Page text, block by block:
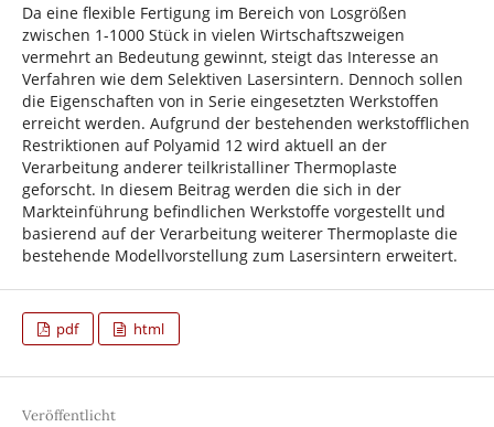
Da eine flexible Fertigung im Bereich von Losgrößen
zwischen 1-1000 Stück in vielen Wirtschaftszweigen
vermehrt an Bedeutung gewinnt, steigt das Interesse an
Verfahren wie dem Selektiven Lasersintern. Dennoch sollen
die Eigenschaften von in Serie eingesetzten Werkstoffen
erreicht werden. Aufgrund der bestehenden werkstofflichen
Restriktionen auf Polyamid 12 wird aktuell an der
Verarbeitung anderer teilkristalliner Thermoplaste
geforscht. In diesem Beitrag werden die sich in der
Markteinführung befindlichen Werkstoffe vorgestellt und
basierend auf der Verarbeitung weiterer Thermoplaste die
bestehende Modellvorstellung zum Lasersintern erweitert.
pdf html
Veröffentlicht